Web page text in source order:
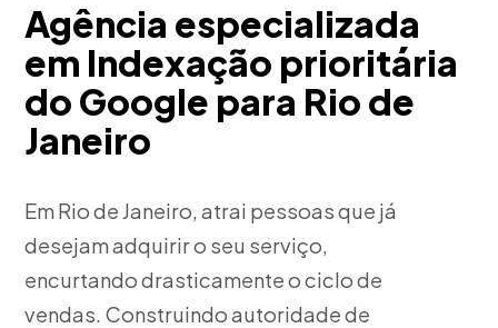
Agência especializada
em Indexação prioritária
do Google para Rio de
Janeiro
Em Rio de Janeiro, atrai pessoas que já
desejam adquirir o seu serviço,
encurtando drasticamente o ciclo de
vendas. Construindo autoridade de